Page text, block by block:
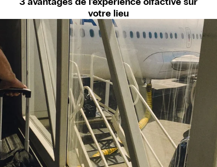
votre lieu